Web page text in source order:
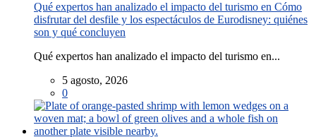
Qué expertos han analizado el impacto del turismo en Cómo
disfrutar del desfile y los espectáculos de Eurodisney: quiénes
son y qué concluyen
Qué expertos han analizado el impacto del turismo en...
5 agosto, 2026
0